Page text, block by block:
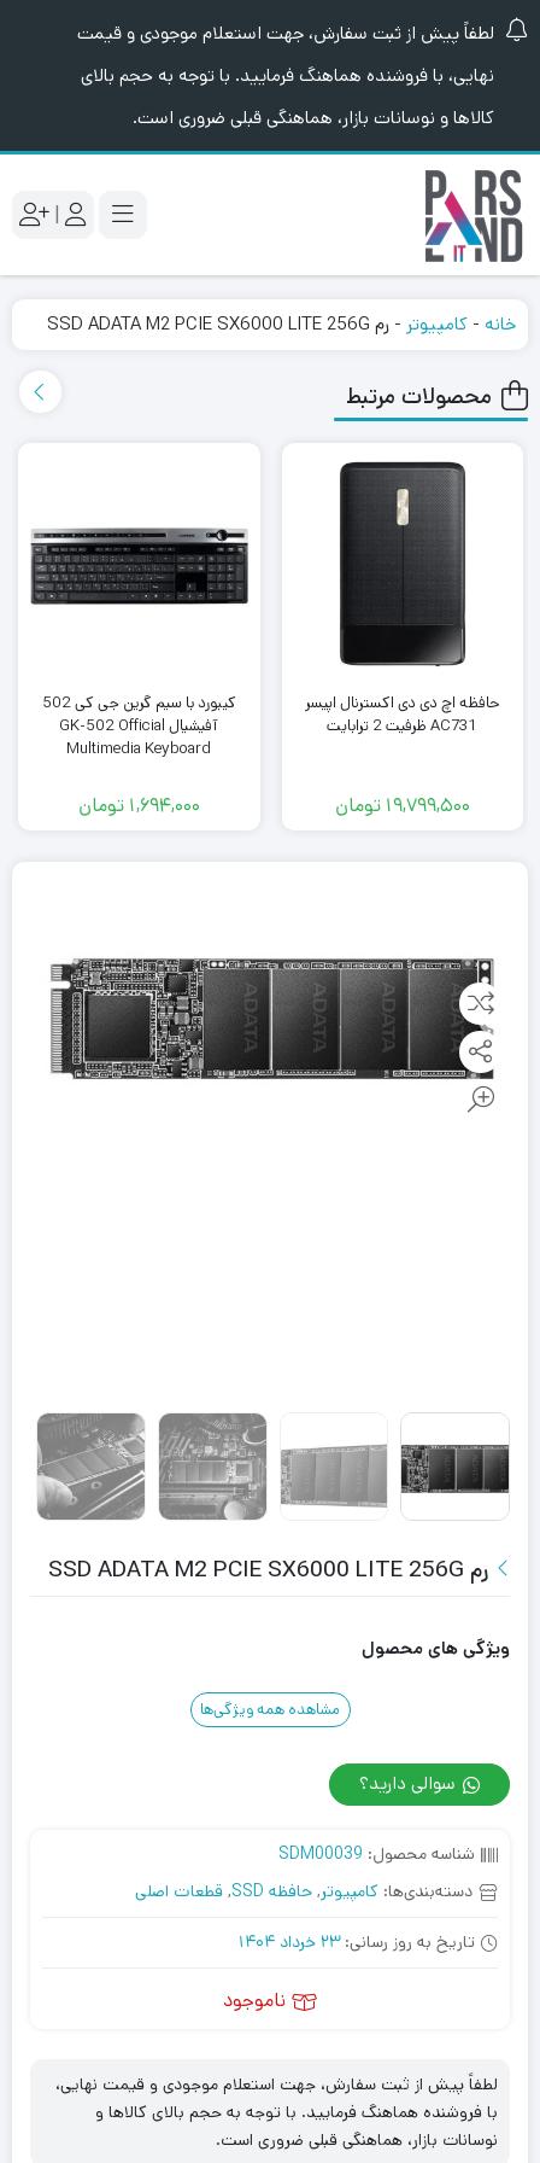
لطفاً پیش از ثبت سفارش، جهت استعلام موجودی و قیمت
نهایی، با فروشنده هماهنگ فرمایید. با توجه به حجم بالای
کالاها و نوسانات بازار، هماهنگی قبلی ضروری است.
|
خانه - کامپیوتر - رم SSD ADATA M2 PCIE SX6000 LITE 256G
محصولات مرتبط
حافظه اچ دی دی اکسترنال اپیسر
AC731 ظرفیت 2 ترابایت
19,799,500 تومان
کیبورد با سیم گرین جی کی 502
آفیشیال GK-502 Official
Multimedia Keyboard
1,694,000 تومان
رم SSD ADATA M2 PCIE SX6000 LITE 256G
ویژگی های محصول
مشاهده همه ویژگی‌ها
سوالی دارید؟
شناسه محصول: SDM00039
دسته‌بندی‌ها: کامپیوتر, حافظه SSD , قطعات اصلی
تاریخ به روز رسانی:23 خرداد 1404
ناموجود
لطفاً پیش از ثبت سفارش، جهت استعلام موجودی و قیمت نهایی،
با فروشنده هماهنگ فرمایید. با توجه به حجم بالای کالاها و
نوسانات بازار، هماهنگی قبلی ضروری است.